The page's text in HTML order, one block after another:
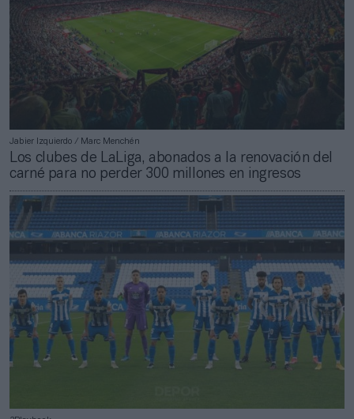
Jabier Izquierdo / Marc Menchén
Los clubes de LaLiga, abonados a la renovación del
carné para no perder 300 millones en ingresos